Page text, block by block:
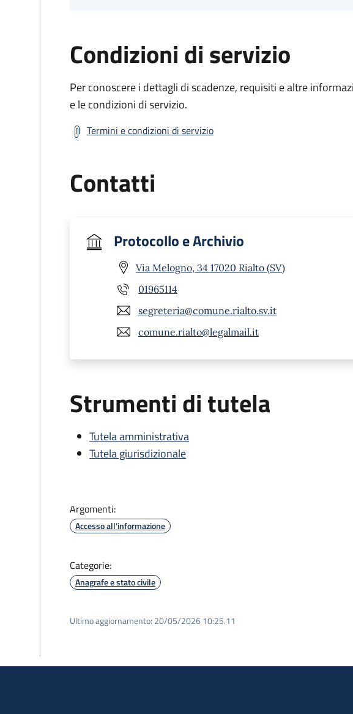
Condizioni di servizio
Per conoscere i dettagli di scadenze, requisiti e altre
e le condizioni di servizio.
Termini e condizioni di servizio
Contatti
Protocollo e Archivio
Via Melogno, 34 17020 Rialto (SV)
01965114
segreteria@comune.rialto.sv.it
comune.rialto@legalmail.it
Strumenti di tutela
Tutela amministrativa
Tutela giurisdizionale
Argomenti:
Accesso all'informazione
Categorie:
Anagrafe e stato civile
Ultimo aggiornamento: 20/05/2026 10:25.11